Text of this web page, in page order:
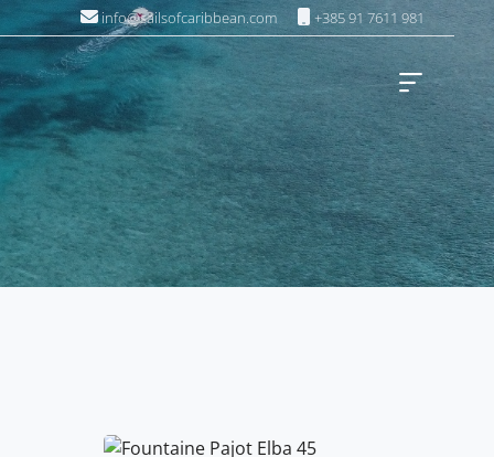
info@sailsofcaribbean.com +385 91 7611 981